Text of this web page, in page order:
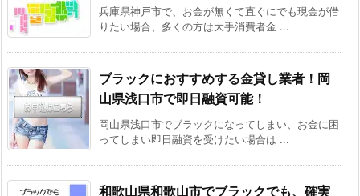
兵庫県神戸市で、お金が無くて直ぐにでも現金が借
りたい場合、多くの方は大手消費者金 ...
ブラックにおすすめする金貸し業者！岡
山県浅口市で即日融資可能！
岡山県浅口市でブラックになってしまい、お金に困
ってしまい即日融資を受けたい場合は ...
和歌山県和歌山市でブラックでも、確実